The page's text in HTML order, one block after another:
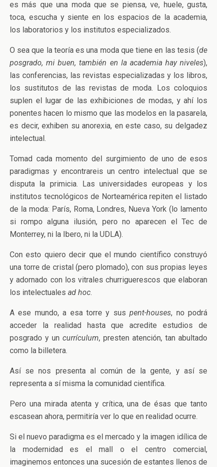
es más que una moda que se piensa, ve, huele, gusta,
toca, escucha y siente en los espacios de la academia,
los laboratorios y los institutos especializados.
O sea que la teoría es una moda que tiene en las tesis (de
posgrado, mi buen, también en la academia hay niveles),
las conferencias, las revistas especializadas y los libros,
los sustitutos de las revistas de moda. Los coloquios
suplen el lugar de las exhibiciones de modas, y ahí los
ponentes hacen lo mismo que las modelos en la pasarela,
es decir, exhiben su anorexia, en este caso, su delgadez
intelectual.
Tomad cada momento del surgimiento de uno de esos
paradigmas y encontrareis un centro intelectual que se
disputa la primicia. Las universidades europeas y los
institutos tecnológicos de Norteamérica repiten el listado
de la moda: París, Roma, Londres, Nueva York (lo lamento
si rompo alguna ilusión, pero no aparecen el Tec de
Monterrey, ni la Ibero, ni la UDLA).
Con esto quiero decir que el mundo científico construyó
una torre de cristal (pero plomado), con sus propias leyes
y adornado con los vitrales churriguerescos que elaboran
los intelectuales ad hoc.
A ese mundo, a esa torre y suspent-houses, no podrá
acceder la realidad hasta que acredite estudios de
posgrado y un currículum, presten atención, tan abultado
como la billetera.
Así se nos presenta al común de la gente, y así se
representa a sí misma la comunidad científica.
Pero una mirada atenta y crítica, una de ésas que tanto
escasean ahora, permitiría ver lo que en realidad ocurre.
Si el nuevo paradigma es el mercado y la imagen idílica de
la modernidad es el mall o el centro comercial,
imaginemos entonces una sucesión de estantes llenos de